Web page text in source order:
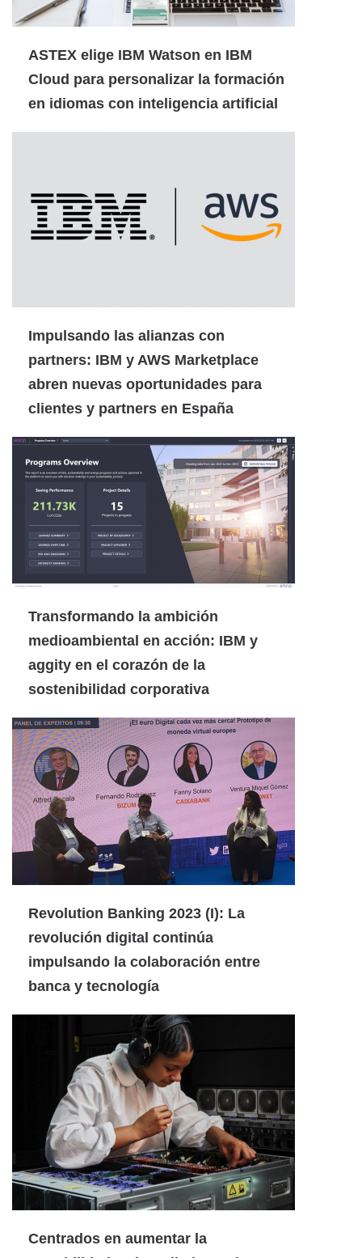
ASTEX elige IBM Watson en IBM
Cloud para personalizar la formación
en idiomas con inteligencia artificial
Impulsando las alianzas con
partners: IBM y AWS Marketplace
abren nuevas oportunidades para
clientes y partners en España
Transformando la ambición
medioambiental en acción: IBM y
aggity en el corazón de la
sostenibilidad corporativa
Revolution Banking 2023 (I): La
revolución digital continúa
impulsando la colaboración entre
banca y tecnología
Centrados en aumentar la